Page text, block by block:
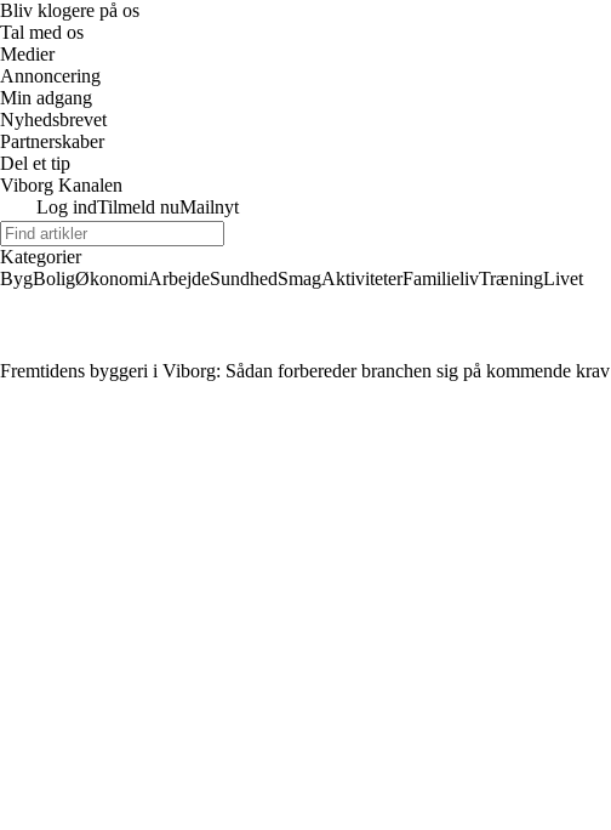
Bliv klogere på os
Tal med os
Medier
Annoncering
Min adgang
Nyhedsbrevet
Partnerskaber
Del et tip
Viborg Kanalen
Log indTilmeld nuMailnyt
Kategorier
BygBoligØkonomiArbejdeSundhedSmagAktiviteterFamilielivTræningLivet
Fremtidens byggeri i Viborg: Sådan forbereder branchen sig på kommende krav